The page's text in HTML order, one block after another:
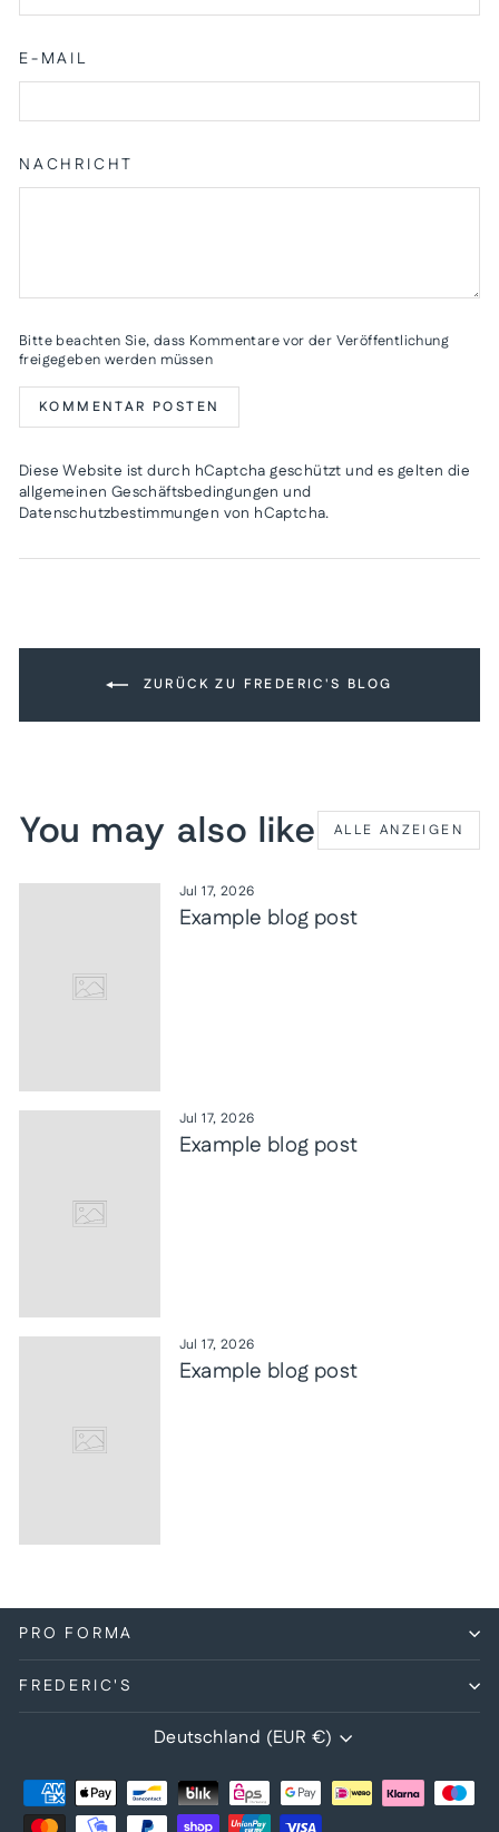
E-MAIL
NACHRICHT
Bitte beachten Sie, dass Kommentare vor der Veröffentlichung
freigegeben werden müssen
KOMMENTAR POSTEN
Diese Website ist durch hCaptcha geschützt und es gelten die
allgemeinen Geschäftsbedingungen und
Datenschutzbestimmungen von hCaptcha.
ZURÜCK ZU FREDERIC'S BLOG
You may also like ALLE ANZEIGEN
Jul 17, 2026
Example blog post
Jul 17, 2026
Example blog post
Jul 17, 2026
Example blog post
PRO FORMA
FREDERIC'S
Währung
Deutschland (EUR €)